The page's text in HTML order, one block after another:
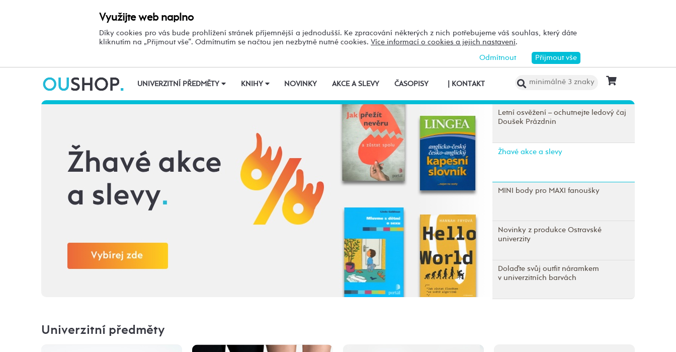
Využijte web naplno
Díky cookies pro vás bude prohlížení stránek příjemnější a jednodušší. Ke zpracování některých z nich potřebujeme váš souhlas, který dáte
kliknutím na „Přijmout vše“. Odmítnutím se načtou jen nezbytně nutné cookies. Více informací o cookies a jejich nastavení.
Přijmout vše
Odmítnout
UNIVERZITNÍ PŘEDMĚTY KNIHY NOVINKY AKCE A SLEVY ČASOPISY KONTAKT
Letní osvěžení – ochutnejte ledový čaj
Doušek Prázdnin
Žhavé akce a slevy
MINI body pro MAXI fanoušky
Novinky z produkce Ostravské
univerzity
Dolaďte svůj outfit náramkem
v univerzitních barvách
Univerzitní předměty